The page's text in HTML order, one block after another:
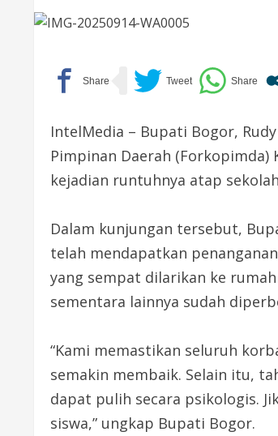
IntelMedia – Bupati Bogor,
Pimpinan Daerah (Forkopimda)
kejadian runtuhnya atap
Dalam kunjungan tersebut,
telah mendapatkan
yang sempat dilarikan ke
sementara lainnya sudah
“Kami memastikan seluruh
semakin membaik. Selain itu,
dapat pulih secara psikologis.
siswa,” ungkap Bupati Bogor.